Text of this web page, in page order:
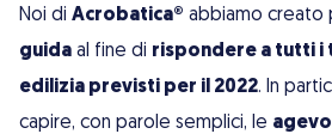
Noi di Acrobatica® abbiamo creato
guida al fine di rispondere a tutti i
edilizia previsti per il 2022. In
capire, con parole semplici, le